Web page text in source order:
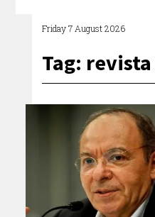
Friday 7 August 2026
Tag: